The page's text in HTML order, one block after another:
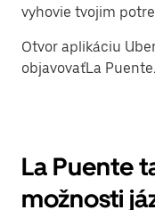
vyhovie tvojim
Otvor aplikáciu
objavovaťLa Puente.
La Puente
možnosti